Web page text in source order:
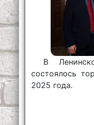
В
состоялось
2025 года.